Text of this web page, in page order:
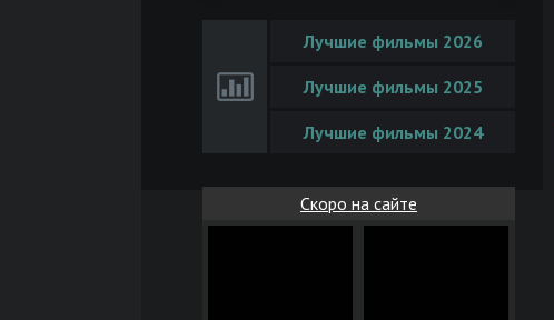
Лучшие фильмы 2026
Лучшие фильмы 2025
Лучшие фильмы 2024
Скоро на сайте